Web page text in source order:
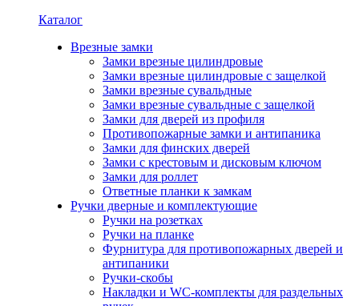
Каталог
Врезные замки
Замки врезные цилиндровые
Замки врезные цилиндровые с защелкой
Замки врезные сувальдные
Замки врезные сувальдные с защелкой
Замки для дверей из профиля
Противопожарные замки и антипаника
Замки для финских дверей
Замки с крестовым и дисковым ключом
Замки для роллет
Ответные планки к замкам
Ручки дверные и комплектующие
Ручки на розетках
Ручки на планке
Фурнитура для противопожарных дверей и
антипаники
Ручки-скобы
Накладки и WC-комплекты для раздельных